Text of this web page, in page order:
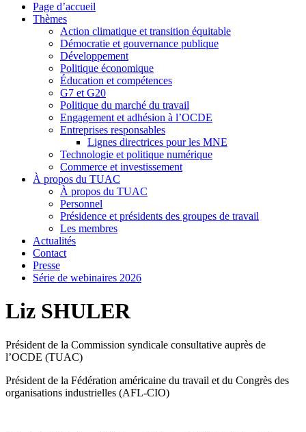
Page d’accueil
Thèmes
Action climatique et transition équitable
Démocratie et gouvernance publique
Développement
Politique économique
Éducation et compétences
G7 et G20
Politique du marché du travail
Engagement et adhésion à l’OCDE
Entreprises responsables
Lignes directrices pour les MNE
Technologie et politique numérique
Commerce et investissement
À propos du TUAC
À propos du TUAC
Personnel
Présidence et présidents des groupes de travail
Les membres
Actualités
Contact
Presse
Série de webinaires 2026
Liz SHULER
Président de la Commission syndicale consultative auprès de
l’OCDE (TUAC)
Président de la Fédération américaine du travail et du Congrès des
organisations industrielles (AFL-CIO)